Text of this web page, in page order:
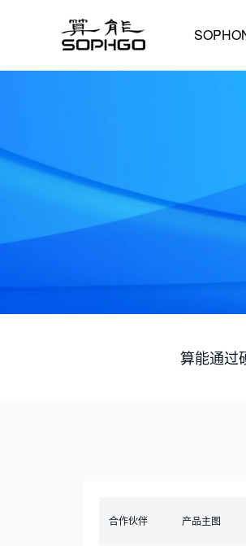
算能通过
合作伙伴 产品主图